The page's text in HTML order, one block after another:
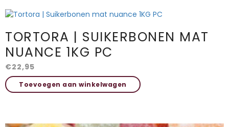
TORTORA | SUIKERBONEN MAT
NUANCE 1KG PC
€22,95
Toevoegen aan winkelwagen